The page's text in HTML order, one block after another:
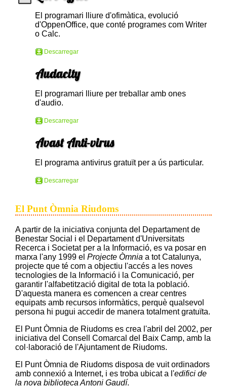
El programari lliure d'ofimàtica, evolució
d'OppenOffice, que conté programes com Writer
o Calc.
Descarregar
Audacity
El programari lliure per treballar amb ones
d'audio.
Descarregar
Avast Anti-virus
El programa antivirus gratuït per a ús particular.
Descarregar
El Punt Òmnia Riudoms
A partir de la iniciativa conjunta del Departament de
Benestar Social i el Departament d'Universitats
Recerca i Societat per a la Informació, es va posar en
marxa l'any 1999 el Projecte Òmnia a tot Catalunya,
projecte que té com a objectiu l'accés a les noves
tecnologies de la Informació i la Comunicació, per
garantir l'alfabetització digital de tota la població.
D'aquesta manera es comencen a crear centres
equipats amb recursos informàtics, perquè qualsevol
persona hi pugui accedir de manera totalment gratuïta.
El Punt Òmnia de Riudoms es crea l'abril del 2002, per
iniciativa del Consell Comarcal del Baix Camp, amb la
col·laboració de l'Ajuntament de Riudoms.
El Punt Òmnia de Riudoms disposa de vuit ordinadors
amb connexió a Internet, i es troba ubicat a l'edifici de
la nova biblioteca Antoni Gaudí.